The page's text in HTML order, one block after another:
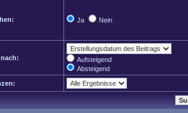
Ja Nein
Aufsteigend
Absteigend